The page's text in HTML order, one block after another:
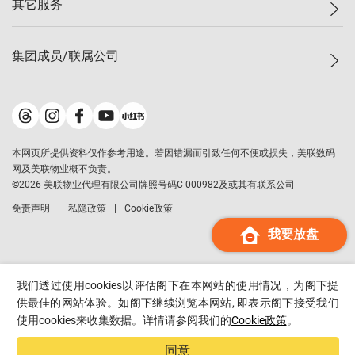
我们透过使用cookies以评估阁下在本网站的使用情况，为阁下提
供最佳的网站体验。如阁下继续浏览本网站, 即表示阁下接受我们
使用cookies来收集数据。详情请参阅我们的Cookie政策。
同意
我要放盘
美联豪宅
独家楼盘
租房
查询热线
按揭计算机
负担能力计算机
转按计算机
缴款方式
历史成交
小区成交排行榜
地区百科
其它服务
小区专页
美联精英会
美善会
地产经纪人管理协会
申报已递交的购楼开盘
集团成员/联属公司
美联物业
鋑联控股*
美联工商铺*
美联中国
美联澳门
美联金融集团
美联测量师行
香港置业
经络按揭
本网页所提供资料仅作参考用途。若因错漏而引致任何不便或损失，美联数码
网及美联物业概不负责。
©2026 美联物业代理有限公司牌照号码C-000982及或其有联系公司
免责声明 私隐政策 Cookie政策